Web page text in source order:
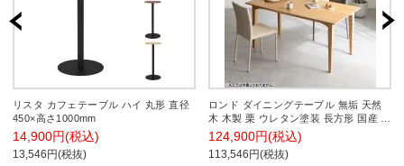
リスタ カフェテーブル ハイ 丸形 直径
450×高さ1000mm
14,900円(税込)
13,546円(税抜)
ロンド ダイニングテーブル 無垢 天然
木 木製 栗 ウレタン塗装 長方形 国産 日
本製 東北産 ダイニング 机 食卓テーブ
ル おしゃれ ナチュラル 北欧 幅1500×
奥行850×高さ720mm
124,900円(税込)
113,546円(税抜)